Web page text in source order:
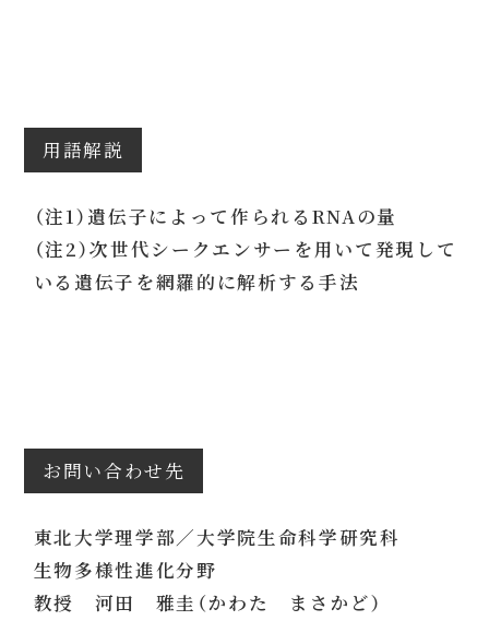
用語解説
（注1）遺伝子によって作られるRNAの量
（注2）次世代シークエンサーを用いて発現して
いる遺伝子を網羅的に解析する手法
お問い合わせ先
東北大学理学部／大学院生命科学研究科
生物多様性進化分野
教授 河田 雅圭（かわた まさかど）